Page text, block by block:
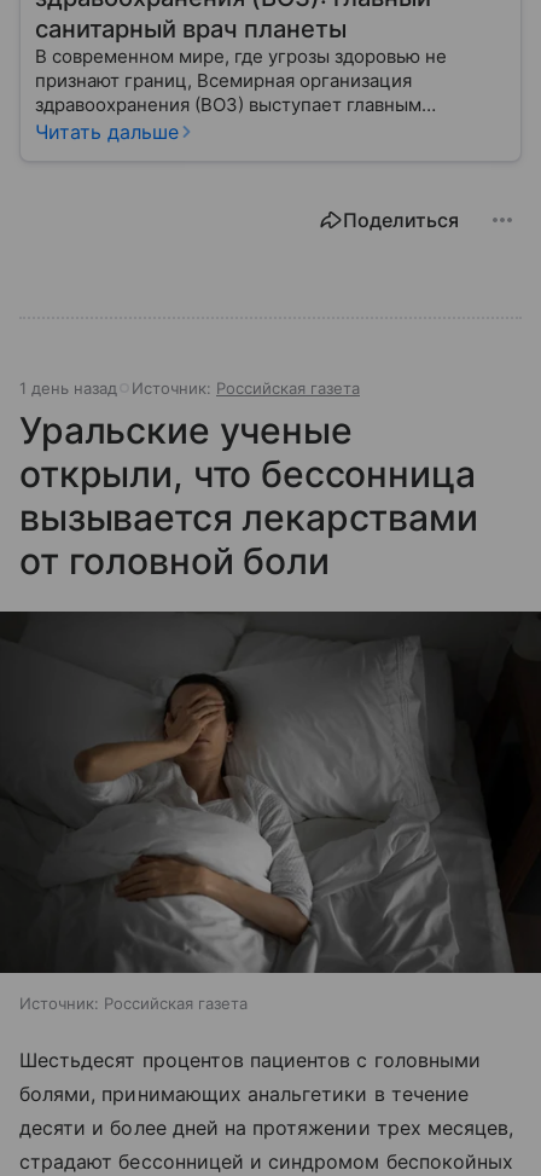
санитарный врач планеты
В современном мире, где угрозы здоровью не
признают границ, Всемирная организация
здравоохранения (ВОЗ) выступает главным
координатором глобального здравоохранения. Эта
миллиардов людей. Как устроен этот «командный
Читать дальше
Поделиться
1 день назад Источник: Российская газета
Уральские ученые
открыли, что бессонница
вызывается лекарствами
от головной боли
Источник: Российская газета
Шестьдесят процентов пациентов с головными
болями, принимающих анальгетики в течение
десяти и более дней на протяжении трех месяцев,
страдают бессонницей и синдромом беспокойных